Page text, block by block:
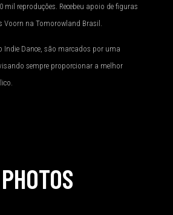
mil reproduções. Recebeu apoio de figuras
Voorn na Tomorowland Brasil.
Indie Dance, são marcados por uma
sempre proporcionar a melhor
PHOTOS